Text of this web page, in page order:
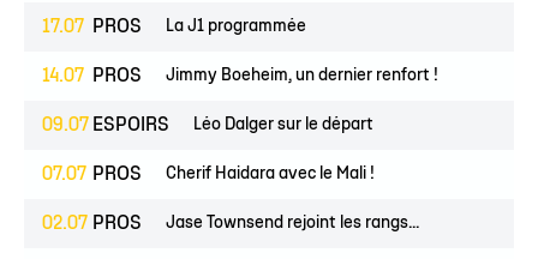
17.07 PROS La J1 programmée
14.07 PROS Jimmy Boeheim, un dernier renfort !
09.07 ESPOIRS Léo Dalger sur le départ
07.07 PROS Cherif Haidara avec le Mali !
02.07 PROS Jase Townsend rejoint les rangs...